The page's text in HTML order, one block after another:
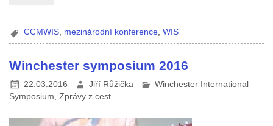
CCMWIS, mezinárodní konference,WIS
Winchester symposium 2016
22.03.2016 Jiří Růžička
Winchester International
Symposium,Zprávy z cest